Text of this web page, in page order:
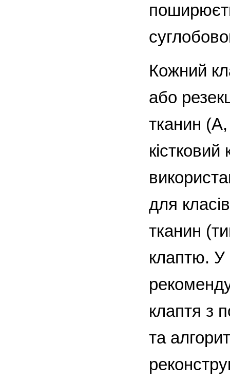
Кожний
або
тканин
для
тканин
клаптю. У
клаптя з
та